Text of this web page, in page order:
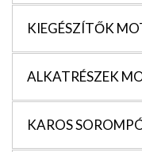
KIEGÉSZÍTŐK
ALKATRÉSZEK
KAROS